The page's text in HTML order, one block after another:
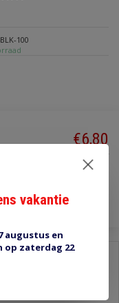
100
€6,80
vakantie
augustus en
op zaterdag 22